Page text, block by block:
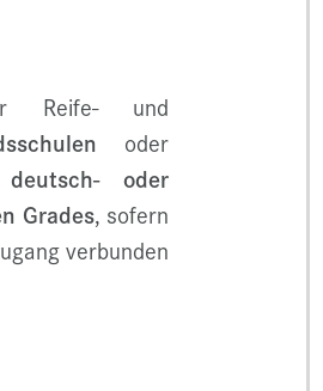
Reife- und
oder
deutsch- oder
Grades, sofern
verbunden